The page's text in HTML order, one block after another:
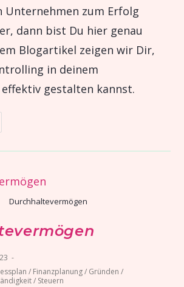
Unternehmen zum Erfolg
dann bist Du hier genau
Blogartikel zeigen wir Dir,
in deinem
gestalten kannst.
Durchhaltevermögen
/ Finanzplanung / Gründen /
/ Steuern